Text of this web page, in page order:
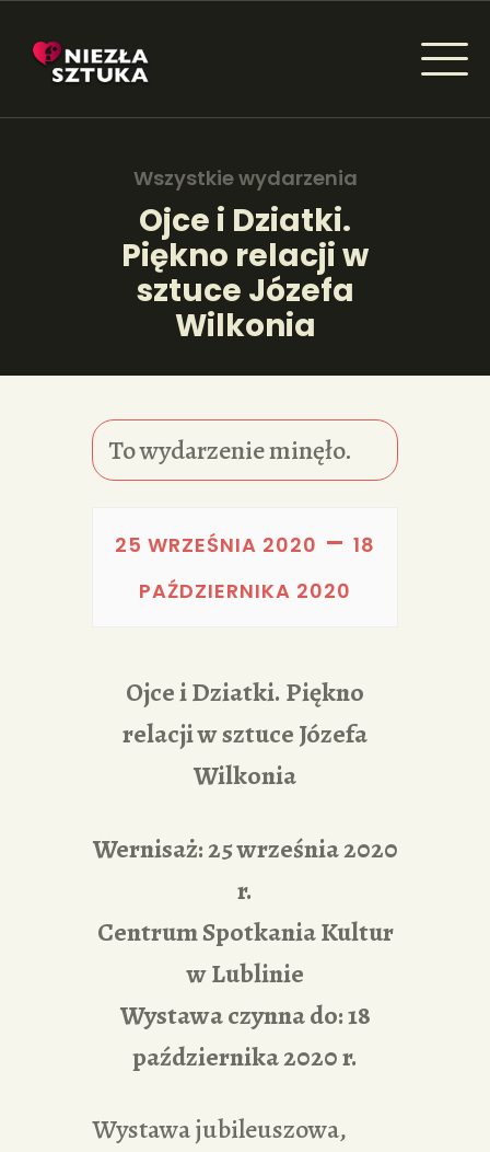
Wszystkie wydarzenia
Ojce i Dziatki.
Piękno relacji w
sztuce Józefa
Wilkonia
NIEZŁA SZTUKA - NEWSY
AKTUALNOŚCI
WYDARZENIA
KSIĄŻKI
REDAKCJA
To wydarzenie minęło.
25 WRZEŚNIA 2020 – 18
PAŹDZIERNIKA 2020
Ojce i Dziatki. Piękno
relacji w sztuce Józefa
Wilkonia
Wernisaż: 25 września 2020
r.
Centrum Spotkania Kultur
w Lublinie
Wystawa czynna do: 18
października 2020 r.
Wystawa jubileuszowa,